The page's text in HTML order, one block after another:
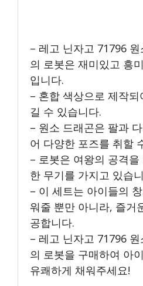
– 레고 닌자고 71796
의 로봇은 재미있고 흥
입니다.
– 혼합 색상으로 제작
길 수 있습니다.
– 원소 드래곤은 팔과
어 다양한 포즈를 취할
– 로봇은 여왕의 공격
한 무기를 가지고 있습
– 이 세트는 아이들의
워줄 뿐만 아니라, 즐거
공합니다.
– 레고 닌자고 71796
의 로봇을 구매하여 아
유쾌하게 채워주세요!